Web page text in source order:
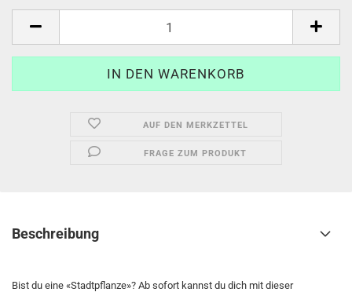
AUF DEN MERKZETTEL
FRAGE ZUM PRODUKT
Beschreibung
Bist du eine «Stadtpflanze»? Ab sofort kannst du dich mit dieser